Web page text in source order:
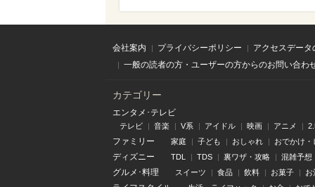
会社案内 プライバシーポリシー
アクセスデー
一般の読者の方・ユーザーの方からのお問い合わ
カテゴリー
エンタメ･テレビ
テレビ 音楽 V系 アイドル 映画 アニメ
ファミリー 家庭 子ども おしゃれ おでかけ・
ディズニー TDL TDS 裏ワザ・攻略 混雑予想
グルメ･料理 スイーツ 食品 飲料 お菓子 お